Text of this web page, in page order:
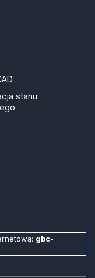
stanu
gbc-